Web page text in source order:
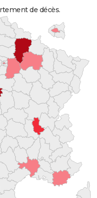
de décès.